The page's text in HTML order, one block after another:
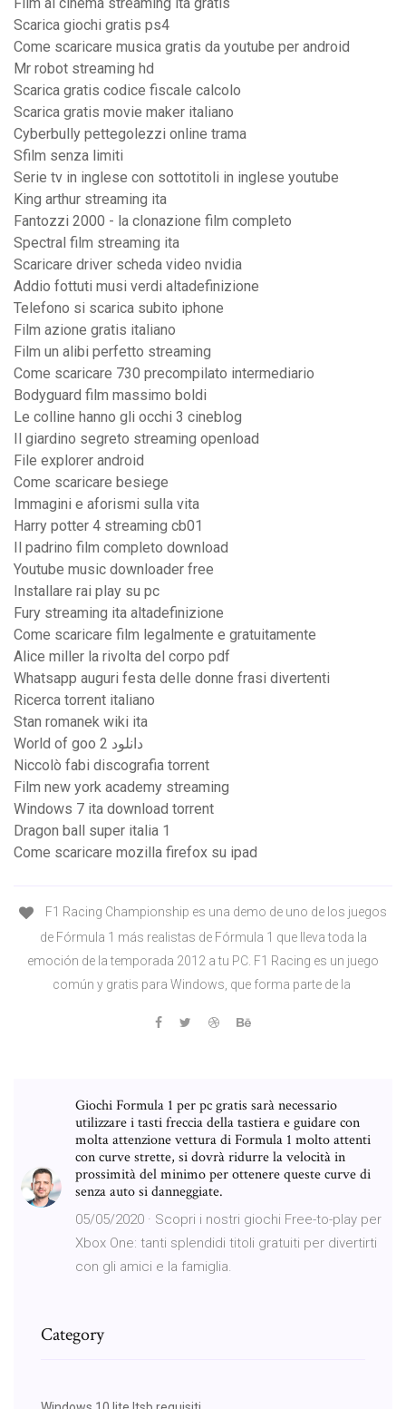
Film al cinema streaming ita gratis
Scarica giochi gratis ps4
Come scaricare musica gratis da youtube per android
Mr robot streaming hd
Scarica gratis codice fiscale calcolo
Scarica gratis movie maker italiano
Cyberbully pettegolezzi online trama
Sfilm senza limiti
Serie tv in inglese con sottotitoli in inglese youtube
King arthur streaming ita
Fantozzi 2000 - la clonazione film completo
Spectral film streaming ita
Scaricare driver scheda video nvidia
Addio fottuti musi verdi altadefinizione
Telefono si scarica subito iphone
Film azione gratis italiano
Film un alibi perfetto streaming
Come scaricare 730 precompilato intermediario
Bodyguard film massimo boldi
Le colline hanno gli occhi 3 cineblog
Il giardino segreto streaming openload
File explorer android
Come scaricare besiege
Immagini e aforismi sulla vita
Harry potter 4 streaming cb01
Il padrino film completo download
Youtube music downloader free
Installare rai play su pc
Fury streaming ita altadefinizione
Come scaricare film legalmente e gratuitamente
Alice miller la rivolta del corpo pdf
Whatsapp auguri festa delle donne frasi divertenti
Ricerca torrent italiano
Stan romanek wiki ita
World of goo 2 دانلود
Niccolò fabi discografia torrent
Film new york academy streaming
Windows 7 ita download torrent
Dragon ball super italia 1
Come scaricare mozilla firefox su ipad
F1 Racing Championship es una demo de uno de los juegos
de Fórmula 1 más realistas de Fórmula 1 que lleva toda la
emoción de la temporada 2012 a tu PC. F1 Racing es un juego
común y gratis para Windows, que forma parte de la
Giochi Formula 1 per pc gratis sarà necessario
utilizzare i tasti freccia della tastiera e guidare con
molta attenzione vettura di Formula 1 molto attenti
con curve strette, si dovrà ridurre la velocità in
prossimità del minimo per ottenere queste curve di
senza auto si danneggiate.
05/05/2020 · Scopri i nostri giochi Free-to-play per
Xbox One: tanti splendidi titoli gratuiti per divertirti
con gli amici e la famiglia.
Category